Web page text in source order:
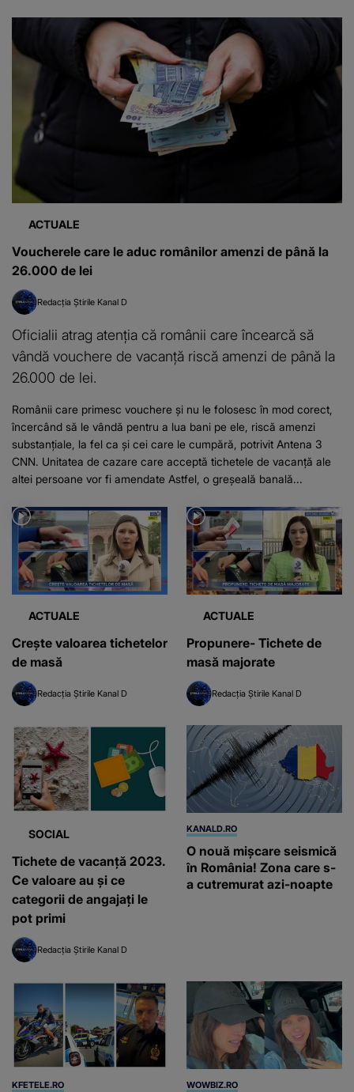
ACTUALE
Voucherele care le aduc românilor amenzi de până la
26.000 de lei
Redacția Știrile Kanal D
Oficialii atrag atenţia că românii care încearcă să
vândă vouchere de vacanţă riscă amenzi de până la
26.000 de lei.
Românii care primesc vouchere şi nu le folosesc în mod corect,
încercând să le vândă pentru a lua bani pe ele, riscă amenzi
substanţiale, la fel ca şi cei care le cumpără, potrivit Antena 3
CNN. Unitatea de cazare care acceptă tichetele de vacanță ale
altei persoane vor fi amendate Astfel, o greşeală banală...
ACTUALE
Crește valoarea tichetelor
de masă
Redacția Știrile Kanal D
ACTUALE
Propunere- Tichete de
masă majorate
Redacția Știrile Kanal D
SOCIAL
Tichete de vacanță 2023.
Ce valoare au și ce
categorii de angajați le
pot primi
Redacția Știrile Kanal D
KANALD.RO
O nouă mișcare seismică
în România! Zona care s-
a cutremurat azi-noapte
KFETELE.RO WOWBIZ.RO